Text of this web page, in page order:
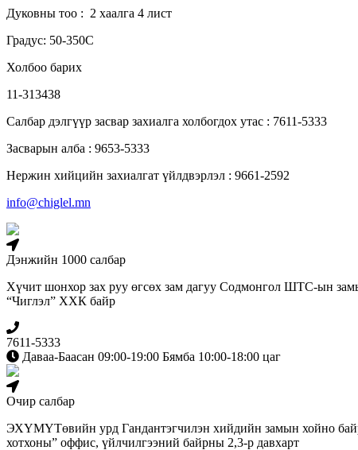
Дуковны тоо : 2 хаалга 4 лист
Градус: 50-350С
Холбоо барих
11-313438
Салбар дэлгүүр засвар захиалга холбогдох утас : 7611-5333
Засварын алба : 9653-5333
Нержин хийцийн захиалгат үйлдвэрлэл : 9661-2592
info@chiglel.mn
Дэнжийн 1000 салбар
Хүчит шонхор зах руу өгсөх зам дагуу Содмонгол ШТС-ын
“Чиглэл” ХХК байр
7611-5333
Даваа-Баасан 09:00-19:00 Бямба 10:00-18:00 цаг
Очир салбар
ЭХҮМҮТөвийн урд Гандантэгчилэн хийдийн замын хойно
хотхоны” оффис, үйлчилгээний байрны 2,3-р давхарт